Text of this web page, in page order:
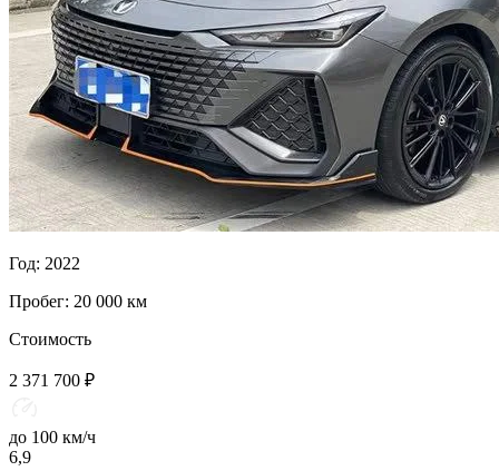
Год: 2022
Пробег: 20 000 км
Стоимость
2 371 700 ₽
до 100 км/ч
6,9